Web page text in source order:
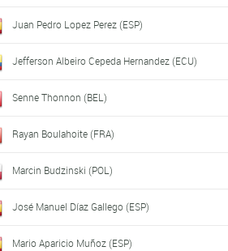
Juan Pedro Lopez Perez (ESP)
Jefferson Albeiro Cepeda Hernandez (ECU)
Senne Thonnon (BEL)
Rayan Boulahoite (FRA)
Marcin Budzinski (POL)
José Manuel Díaz Gallego (ESP)
Mario Aparicio Muñoz (ESP)